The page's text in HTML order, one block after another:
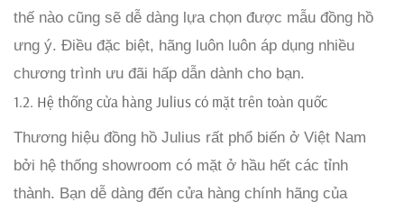
thế nào cũng sẽ dễ dàng lựa chọn được mẫu đồng hồ
ưng ý. Điều đặc biệt, hãng luôn luôn áp dụng nhiều
chương trình ưu đãi hấp dẫn dành cho bạn.
1.2. Hệ thống cửa hàng Julius có mặt trên toàn quốc
Thương hiệu đồng hồ Julius rất phổ biến ở Việt Nam
bởi hệ thống showroom có mặt ở hầu hết các tỉnh
thành. Bạn dễ dàng đến cửa hàng chính hãng của